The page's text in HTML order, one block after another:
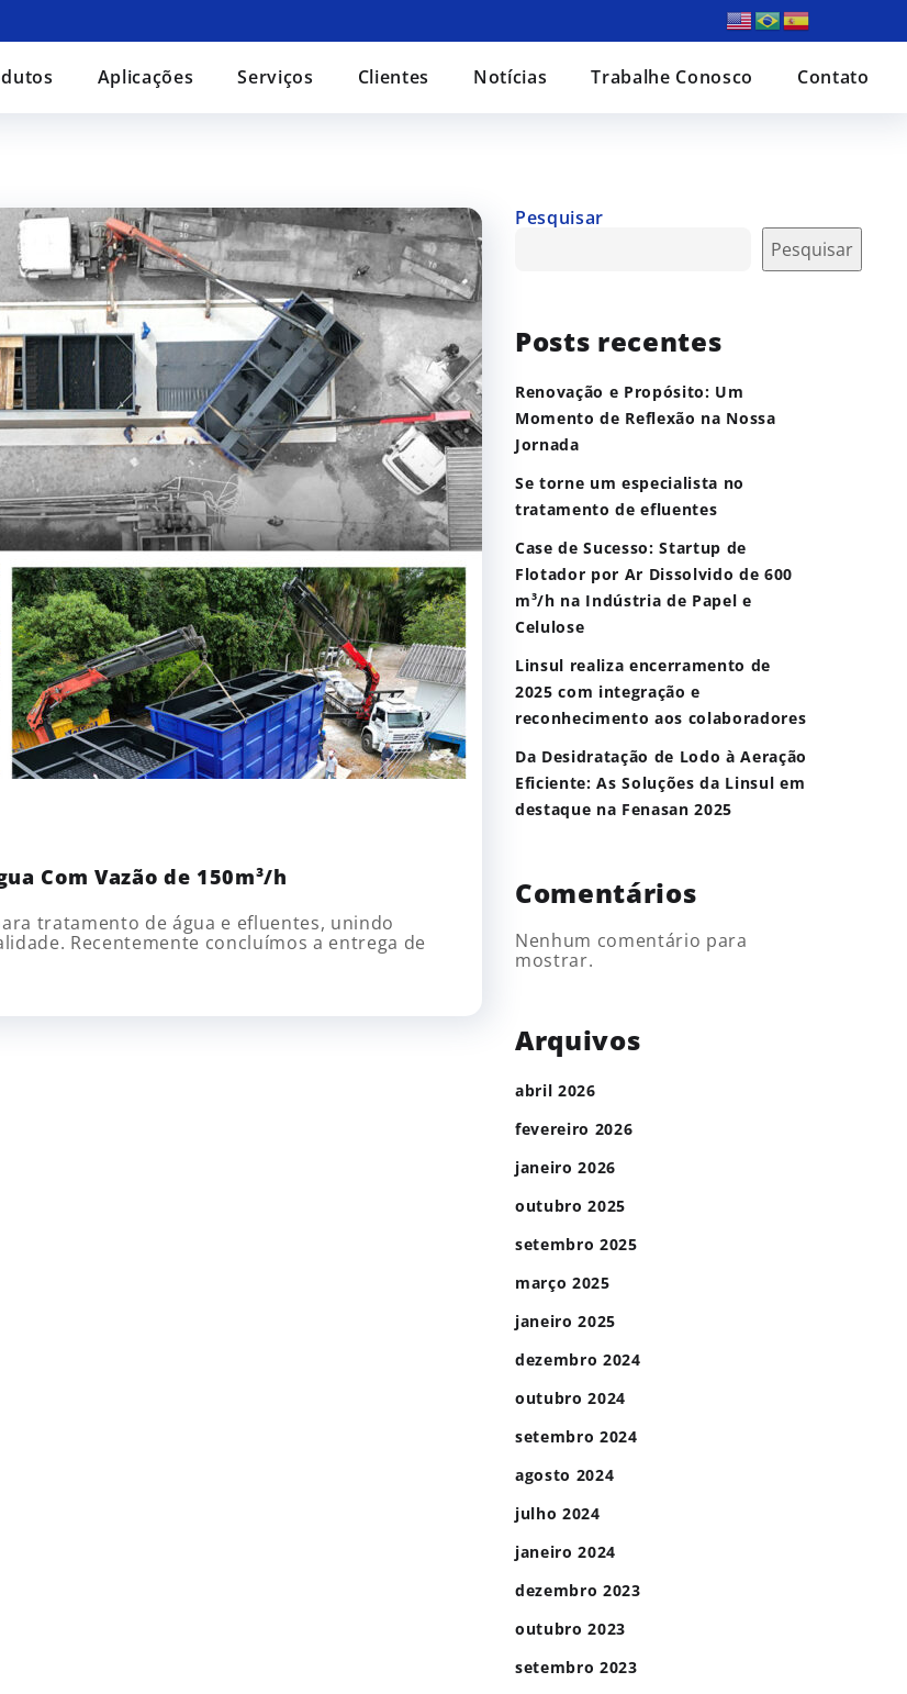
Aplicações Serviços Clientes Notícias Trabalhe Conosco Contato
Com Vazão de 150m³/h
tratamento de água e efluentes, unindo
Recentemente concluímos a entrega de
Pesquisar
Pesquisar
Posts recentes
Renovação e Propósito: Um
Momento de Reflexão na Nossa
Jornada
Se torne um especialista no
tratamento de efluentes
Case de Sucesso: Startup de
Flotador por Ar Dissolvido de 600
m³/h na Indústria de Papel e
Celulose
Linsul realiza encerramento de
2025 com integração e
reconhecimento aos colaboradores
Da Desidratação de Lodo à Aeração
Eficiente: As Soluções da Linsul em
destaque na Fenasan 2025
Comentários
Nenhum comentário para
mostrar.
Arquivos
abril 2026
fevereiro 2026
janeiro 2026
outubro 2025
setembro 2025
março 2025
janeiro 2025
dezembro 2024
outubro 2024
setembro 2024
agosto 2024
julho 2024
janeiro 2024
dezembro 2023
outubro 2023
setembro 2023